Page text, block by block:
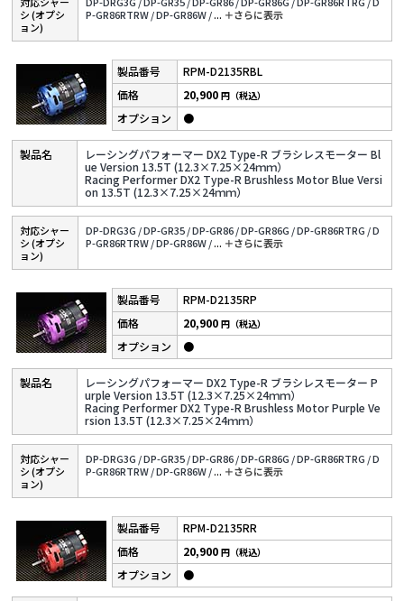
シ (オプシ
ョン)
P-GR86RTRW /DP-GR86W /... ＋さらに表⽰
RPM-D2135RBL
レーシングパフォーマー DX2 Type-R ブラシレスモーター Bl
ue Version 13.5T (12.3×7.25×24ｍｍ）
Racing Performer DX2 Type-R Brushless Motor Blue Versi
on 13.5T (12.3×7.25×24ｍｍ）
20,900円（税込）
●
対応シャー
シ (オプシ
ョン)
DP-DRG3G /DP-GR35 /DP-GR86 /DP-GR86G /DP-GR86RTRG /D
P-GR86RTRW /DP-GR86W /... ＋さらに表⽰
RPM-D2135RP
レーシングパフォーマー DX2 Type-R ブラシレスモーター P
urple Version 13.5T (12.3×7.25×24ｍｍ）
Racing Performer DX2 Type-R Brushless Motor Purple Ve
rsion 13.5T (12.3×7.25×24ｍｍ）
20,900円（税込）
●
対応シャー
シ (オプシ
ョン)
DP-DRG3G /DP-GR35 /DP-GR86 /DP-GR86G /DP-GR86RTRG /D
P-GR86RTRW /DP-GR86W /... ＋さらに表⽰
RPM-D2135RR
20,900円（税込）
●